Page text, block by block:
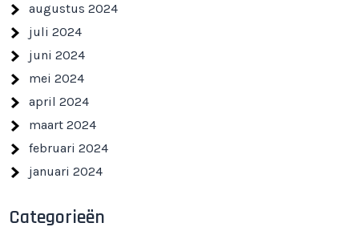
augustus 2024
juli 2024
juni 2024
mei 2024
april 2024
maart 2024
februari 2024
januari 2024
Categorieën